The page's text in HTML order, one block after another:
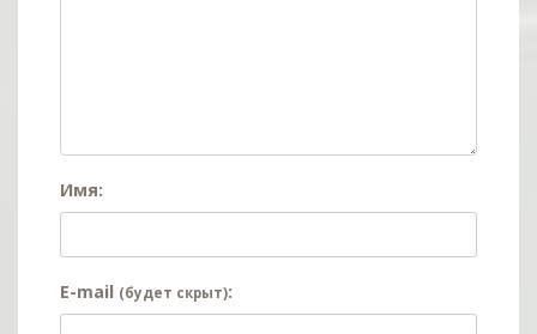
Имя:
E-mail (будет скрыт):